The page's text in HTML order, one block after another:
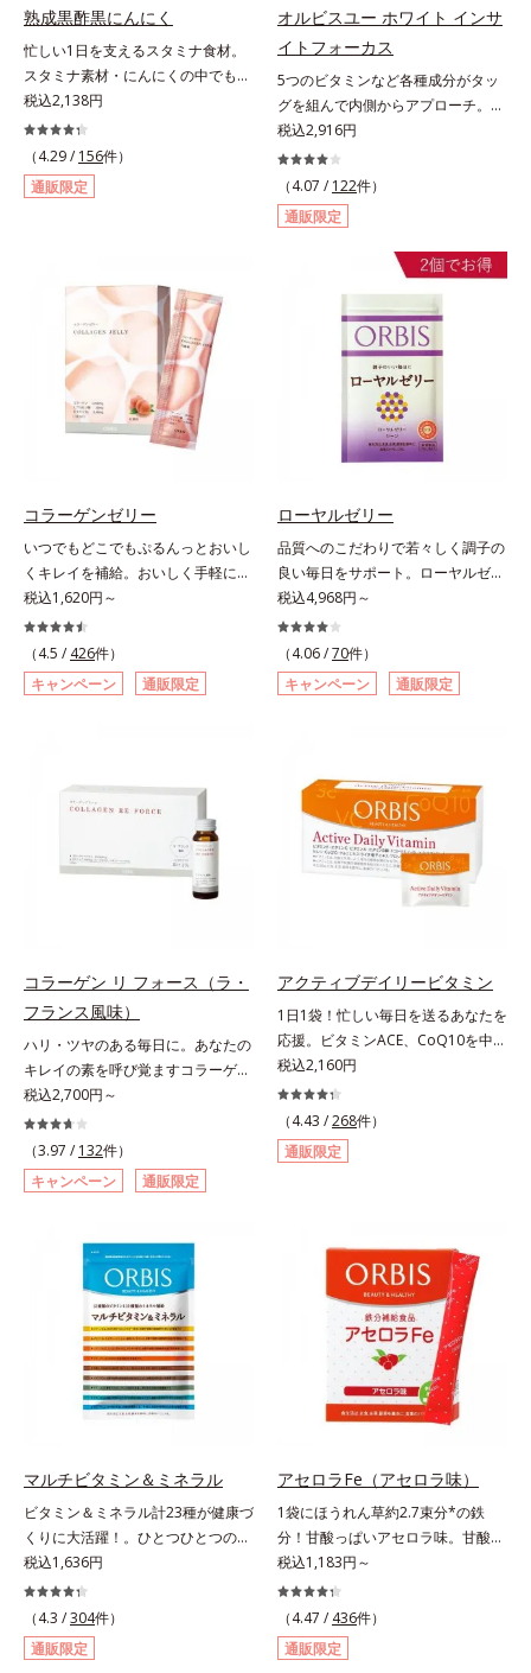
スメです。
熟成黒酢黒にんにく
忙しい1日を支えるスタミナ食材。
スタミナ素材・にんにくの中でも良
質で知られる青森県産の「福地ホワ
イト六片」を発酵・熟成させること
で、生にんにく時よりポリフェノー
ルやアミノ酸量をぐんとパワーアッ
プさせました。さらに、へとへと対
合し、元気を底上げします。また、
ソフトカプセルを採用しニオイを閉
じ込め、ローズマリー抽出物を配合
することで、飲む時も飲んだ後も臭
わず爽やかにカバーします。
税込2,138円
（4.29 / 156件）
通販限定
オルビスユー ホワイト インサ
イトフォーカス
5つのビタミンなど各種成分がタッ
グを組んで内側からアプローチ。透
明感のある美しさをサポートする成
分を凝縮した美容サプリです。L-シ
スチンや植物エキス、ビタミンCを
はじめとした5つのビタミンによっ
て、多角的にアプローチ。さらに南
国の強い日差しにも負けずに育つグ
ァバ葉エキスもプラスしました。体
の内側から美しさに磨きをかけたい
方を応援します！
税込2,916円
（4.07 / 122件）
通販限定
コラーゲンゼリー
いつでもどこでもぷるんっとおいし
くキレイを補給。おいしく手軽にキ
レイをチャージ！ おやつ感覚でハ
リと弾力のある毎日に欠かせない人
気のコラーゲンを補給できる、ステ
ィック型ゼリーです。吸収が早い、
分子の小さなコラーゲンが1袋にた
B6も加えました。コラーゲン特有
の香りや味をできるだけカットし
た、まるでフルーツゼリーのように
みずみずしいゼリーです。個包装の
スティックタイプだから、いつでも
になる悩みも、おやつやデザート時
にぷるんっと食べて解消を目指しま
しょう。脂肪分ゼロ＆1袋20kcal
で、ダイエット中でも安心です。各
商品の詳しい情報は商品ページをご
覧ください。・BEAUTY夏祭りは、
こちら
税込1,620円～
（4.5 / 426件）
キャンペーン
通販限定
ローヤルゼリー
品質へのこだわりで若々しく調子の
良い毎日をサポート。ローヤルゼリ
ーは女王蜂専用の特別食。人の健康
に不可欠な「10種のビタミン」「8
種のミネラル」「24種のアミノ酸」
など、40種類以上の栄養素を含有し
ています。オルビスは、働き蜂の約
を採用し、乱れやすい女性のからだ
のバランスを内側からサポート。年
齢に負けない、元気あふれる毎日を
応援します。* 女王蜂に分化するた
めに重要なたんぱく質のこと
税込4,968円～
（4.06 /70件）
キャンペーン
通販限定
コラーゲン リ フォース（ラ・
フランス風味）
ハリ・ツヤのある毎日に。あなたの
キレイの素を呼び覚ますコラーゲン
ドリンク。体内のコラーゲンに着目
したコラーゲンドリンクです。秘密
はレモンバームエキス。コラーゲン
と相性のいい美容素材を配合するこ
とで、あなたに眠るキレイの因子を
るだけでは実感しにくい」という方
にこそおすすめ。さらに、分子が小
さく吸収されやすい「低分子コラー
ゲン」を1本にたっぷり10,000mg
配合。サポート成分のビタミンC、
スムーズに届けるヒハツエキスも加
わることで、毎日のハリ・ツヤをし
っかりと応援します。山形県産の
きり飲みやすい味わい。ノンカフェ
インのため、大事なイベント前のケ
アとして、おやすみ前にもおすすめ
です。各商品の詳しい情報は商品ペ
ージをご覧ください。・BEAUTY夏
祭りは、こちら
税込2,700円～
（3.97 / 132件）
キャンペーン
通販限定
アクティブデイリービタミン
1日1袋！忙しい毎日を送るあなたを
応援。ビタミンACE、CoQ10を中心
に19種類の成分が一度に摂れる！。
必要な分だけビタミンAに変換され
るβ-カロテン、一部にタイムリリー
ス加工を施したビタミンC、3種の
ビタミンEを中心に、注目成分のコ
助け合って働く性質があるため、そ
れぞれの役割や相性を考え抜き、独
自成分ネットワークを完成。バラン
スの良い配合でハードな毎日を頼も
しくサポートします。また、携帯に
便利な個包装なので、手軽にビタミ
ンを補給できます。
税込2,160円
（4.43 /268件）
通販限定
マルチビタミン＆ミネラル
ビタミン＆ミネラル計23種が健康づ
くりに大活躍！。ひとつひとつの栄
養素をていねいに量り、ビタミン13
種類は1/2日分、ミネラル10種は1/3
日分をバランス良く配合しました。
ビタミンCには長くとどまってじっ
くり働く「タイムリリース加工」を
税込1,636円
（4.3 /304件）
通販限定
アセロラFe（アセロラ味）
1袋にほうれん草約2.7束分*の鉄
分！甘酸っぱいアセロラ味。甘酸っ
ぱいさわやかな味の「アセロラFe」
は、口の中でサッと溶ける顆粒タイ
プだから、水なしでOK。個包装で
携帯にも便利です。1袋わずか
2.5kcal。また成人女性の平均で
税込1,183円～
（4.47 / 436件）
通販限定